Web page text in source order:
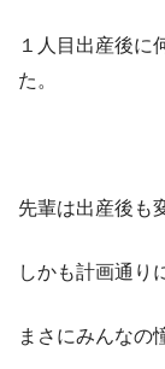
１人目出産後に
た。
先輩は出産後も
しかも計画通り
まさにみんなの